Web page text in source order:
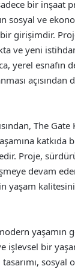
bir inşaat
sosyal ve
girişimdir.
ve yeni
yerel esnafın
açısından
The Gate
katkıda
Proje,
devam
yaşam kalitesini
yaşamın
işlevsel bir
sosyal